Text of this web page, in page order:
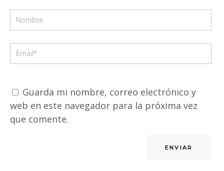
Guarda mi nombre, correo electrónico y
web en este navegador para la próxima vez
que comente.